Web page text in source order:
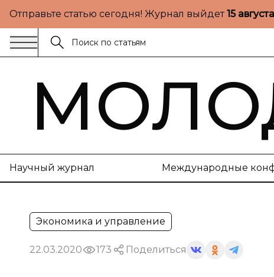
Отправьте статью сегодня! Журнал выйдет15 августа
Научный журнал Международные
Экономика и управление
22.03.2020 173 Поделиться